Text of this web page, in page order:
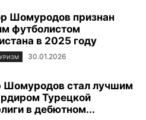
Шомуродов признан
футболистом
в 2025 году
30.01.2026
Шомуродов стал лучшим
Турецкой
в дебютном...